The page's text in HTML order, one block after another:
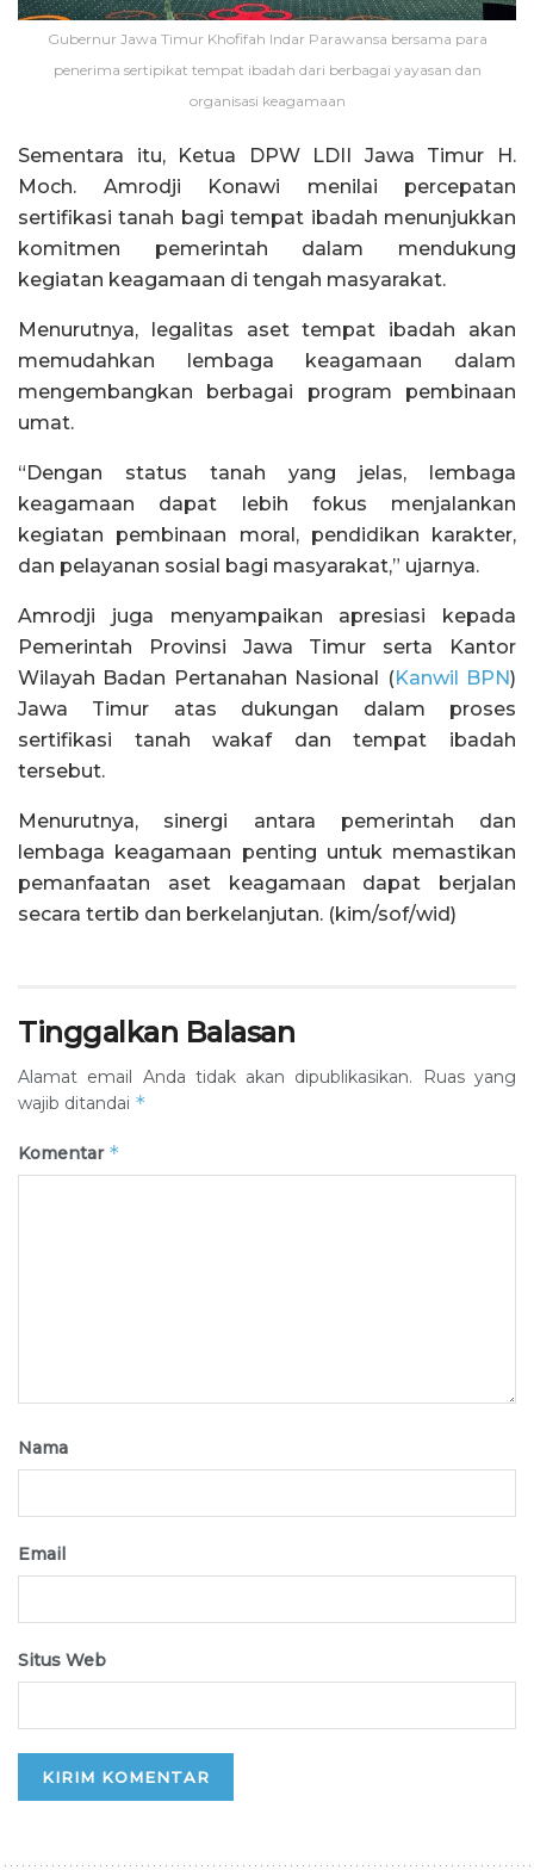
Gubernur Jawa Timur Khofifah Indar Parawansa bersama para
penerima sertipikat tempat ibadah dari berbagai yayasan dan
organisasi keagamaan
Sementara itu, Ketua DPW LDII Jawa Timur H.
Moch. Amrodji Konawi menilai percepatan
sertifikasi tanah bagi tempat ibadah menunjukkan
komitmen pemerintah dalam mendukung
kegiatan keagamaan di tengah masyarakat.
Menurutnya, legalitas aset tempat ibadah akan
memudahkan lembaga keagamaan dalam
mengembangkan berbagai program pembinaan
umat.
“Dengan status tanah yang jelas, lembaga
keagamaan dapat lebih fokus menjalankan
kegiatan pembinaan moral, pendidikan karakter,
dan pelayanan sosial bagi masyarakat,” ujarnya.
Amrodji juga menyampaikan apresiasi kepada
Pemerintah Provinsi Jawa Timur serta Kantor
Wilayah Badan Pertanahan Nasional (Kanwil BPN)
Jawa Timur atas dukungan dalam proses
sertifikasi tanah wakaf dan tempat ibadah
tersebut.
Menurutnya, sinergi antara pemerintah dan
lembaga keagamaan penting untuk memastikan
pemanfaatan aset keagamaan dapat berjalan
secara tertib dan berkelanjutan. (kim/sof/wid)
Tinggalkan Balasan
Alamat email Anda tidak akan dipublikasikan.
Ruas yang
wajib ditandai *
Komentar *
Nama
Email
Situs Web